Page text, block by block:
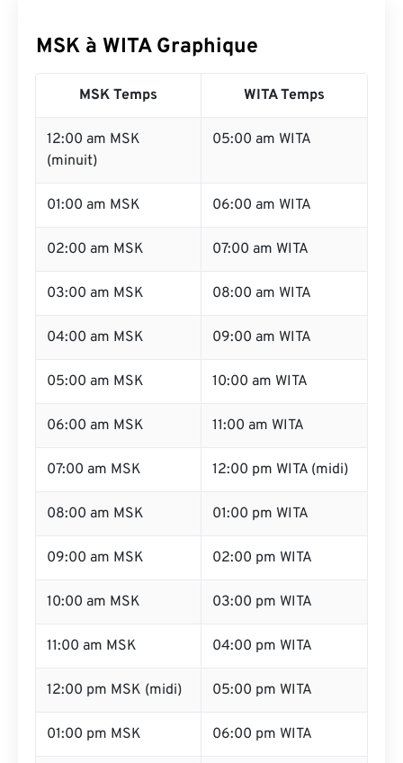
MSK à WITA Graphique
MSK Temps WITA Temps
12:00 am MSK
(minuit)
05:00 am WITA
01:00 am MSK 06:00 am WITA
02:00 am MSK 07:00 am WITA
03:00 am MSK 08:00 am WITA
04:00 am MSK 09:00 am WITA
05:00 am MSK 10:00 am WITA
06:00 am MSK 11:00 am WITA
07:00 am MSK 12:00 pm WITA (midi)
08:00 am MSK 01:00 pm WITA
09:00 am MSK 02:00 pm WITA
10:00 am MSK 03:00 pm WITA
11:00 am MSK 04:00 pm WITA
12:00 pm MSK (midi) 05:00 pm WITA
01:00 pm MSK 06:00 pm WITA